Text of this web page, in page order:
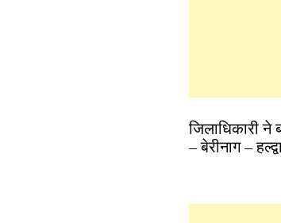
जिलाधिकारी ने
– बेरीनाग –